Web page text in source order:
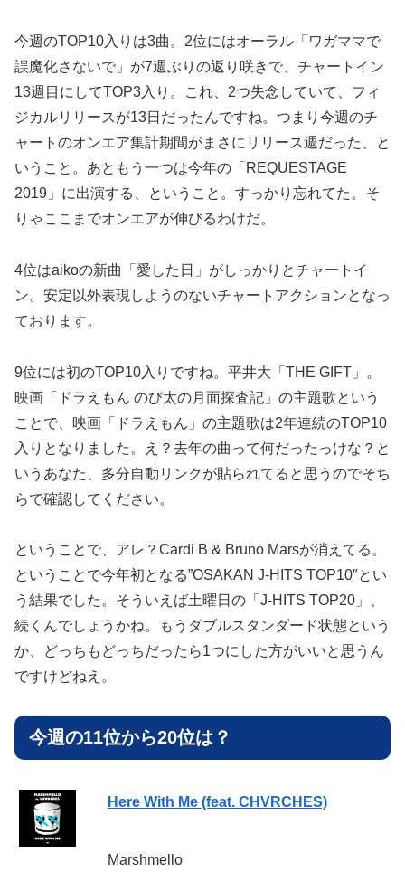
今週のTOP10入りは3曲。2位にはオーラル「ワガママで
誤魔化さないで」が7週ぶりの返り咲きで、チャートイン
13週目にしてTOP3入り。これ、2つ失念していて、フィ
ジカルリリースが13日だったんですね。つまり今週のチ
ャートのオンエア集計期間がまさにリリース週だった、と
いうこと。あともう一つは今年の「REQUESTAGE
2019」に出演する、ということ。すっかり忘れてた。そ
りゃここまでオンエアが伸びるわけだ。
4位はaikoの新曲「愛した日」がしっかりとチャートイ
ン。安定以外表現しようのないチャートアクションとなっ
ております。
9位には初のTOP10入りですね。平井大「THE GIFT」。
映画「ドラえもん のび太の月面探査記」の主題歌という
ことで、映画「ドラえもん」の主題歌は2年連続のTOP10
入りとなりました。え？去年の曲って何だったっけな？と
いうあなた、多分自動リンクが貼られてると思うのでそち
らで確認してください。
ということで、アレ？Cardi B & Bruno Marsが消えてる。
ということで今年初となる”OSAKAN J-HITS TOP10″とい
う結果でした。そういえば土曜日の「J-HITS TOP20」、
続くんでしょうかね。もうダブルスタンダード状態という
か、どっちもどっちだったら1つにした方がいいと思うん
ですけどねえ。
今週の11位から20位は？
Here With Me (feat. CHVRCHES)
Marshmello